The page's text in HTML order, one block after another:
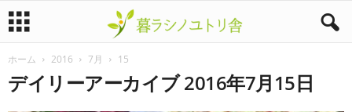
暮ホーム 2016 7月 15
デイリーアーカイブ 2016年7月15日